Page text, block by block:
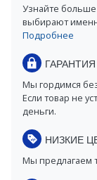
Узнайте
выбирают
Подробнее
ГАРАНТИЯ
Мы гордимся
Если товар не
деньги.
НИЗКИЕ
Мы предлагаем